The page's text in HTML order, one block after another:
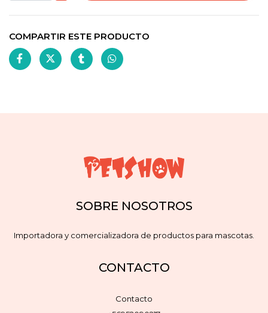
COMPARTIR ESTE PRODUCTO
SOBRE NOSOTROS
Importadora y comercializadora de productos para mascotas.
CONTACTO
Contacto